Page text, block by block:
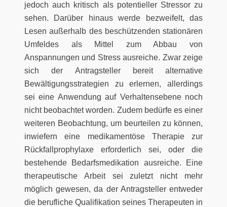
jedoch auch kritisch als potentieller Stressor zu
sehen. Darüber hinaus werde bezweifelt, das
Lesen außerhalb des beschützenden stationären
Umfeldes als Mittel zum Abbau von
Anspannungen und Stress ausreiche. Zwar zeige
sich der Antragsteller bereit alternative
Bewältigungsstrategien zu erlernen, allerdings
sei eine Anwendung auf Verhaltensebene noch
nicht beobachtet worden. Zudem bedürfe es einer
weiteren Beobachtung, um beurteilen zu können,
inwiefern eine medikamentöse Therapie zur
Rückfallprophylaxe erforderlich sei, oder die
bestehende Bedarfsmedikation ausreiche. Eine
therapeutische Arbeit sei zuletzt nicht mehr
möglich gewesen, da der Antragsteller entweder
die berufliche Qualifikation seines Therapeuten in